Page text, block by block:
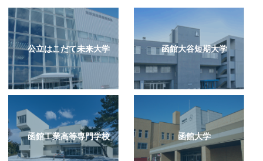
公立はこだて未来大学 函館大谷短期大学
函館工業高等専門学校 函館大学